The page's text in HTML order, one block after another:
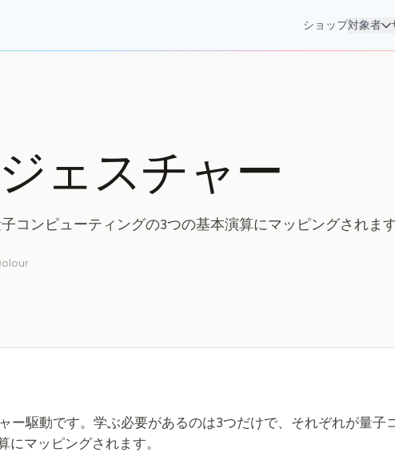
ショップ対象者
ェスチャー
コンピューティングの3つの基本演算にマッピングされます
ー駆動です。学ぶ必要があるのは3つだけで、それぞれが量子
にマッピングされます。